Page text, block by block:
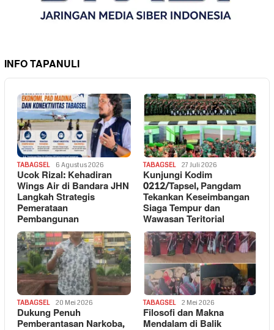
INFO TAPANULI
TABAGSEL 6 Agustus 2026
Ucok Rizal: Kehadiran
Wings Air di Bandara JHN
Langkah Strategis
Pemerataan
Pembangunan
TABAGSEL 27 Juli 2026
Kunjungi Kodim
0212/Tapsel, Pangdam
Tekankan Keseimbangan
Siaga Tempur dan
Wawasan Teritorial
TABAGSEL 20 Mei 2026
Dukung Penuh
Pemberantasan Narkoba,
TABAGSEL 2 Mei 2026
Filosofi dan Makna
Mendalam di Balik